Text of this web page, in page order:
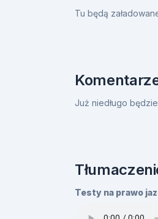
Tu będą
Już niedługo
Testy na prawo